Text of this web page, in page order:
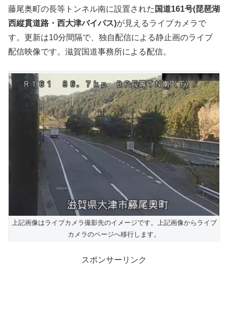
藤尾奥町の長等トンネル南に設置された 国道161号(琵琶湖
西縦貫道路・西大津バイパス)が見えるライブカメラで
す。更新は10分間隔で、独自配信による静止画のライブ
配信映像です。滋賀国道事務所による配信。
上記画像はライブカメラ撮影先のイメージです。上記画像からライブ
カメラのページへ移行します。
スポンサーリンク